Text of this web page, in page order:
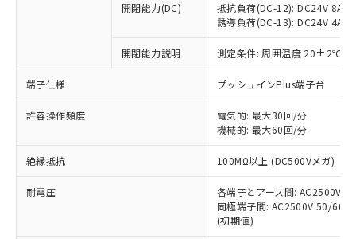
開閉能力(DC)
抵抗負荷(DC-12): DC24V 8A/
誘導負荷(DC-13): DC24V 4A/
開閉能力説明 測定条件: 周囲温度 20±2℃、
端子仕様 プッシュインPlus端子台
許容操作頻度
電気的: 最大30回/分
機械的: 最大60回/分
絶縁抵抗 100MΩ以上 (DC500Vメガ)
耐電圧
各端子とアース間: AC2500V
同極端子間: AC2500V 50/
(初期値)
以下の条件をお読みいただき、同意のうえ
ご利用ください。
本サービスは、当社制御機器事業取扱
商品の当社在庫状況および標準価格
(税抜)を提供させていただくもので
当社制御機器事業取扱商品の中には、
本サービスの対象外となる商品もある
ことをご了承ください。
在庫状況および標準価格照会結果は、
記載している更新日時点での社内デー
対応予定なし：EU RoHS指令（10物質）の
非含有に非対応の商品で、対応品を出す予
調査・確認中：EU RoHS指令（10物質）の
非含有の対応状況を調査中または確認中の
商品です。
非該当品：ライセンス料など無形物で、有
害物質有無と関係のない商品です。
仕入先様の事情により、非含有部品として
いたものが、含有品と判明した場合などや
むを得ず変更することがあります。
「○」：最大均質材料含有率が中国RoHSの
基準値以下であることを示します。
「×」：最大均質材料含有率が中国RoHSの
基準値を超えていることを示します。
「－」：未確認です。当社販売部門へお問
当社は、これら貴社製品のうち、外国
為替および外国貿易法に定める商品
（以下｢規制貨物等」という）を輸出